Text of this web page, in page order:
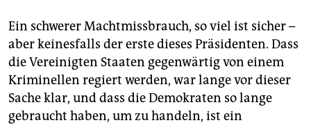
Ein schwerer Machtmissbrauch, so viel ist sicher –
aber keinesfalls der erste dieses Präsidenten. Dass
die Vereinigten Staaten gegenwärtig von einem
Kriminellen regiert werden, war lange vor dieser
Sache klar, und dass die Demokraten so lange
gebraucht haben, um zu handeln, ist ein